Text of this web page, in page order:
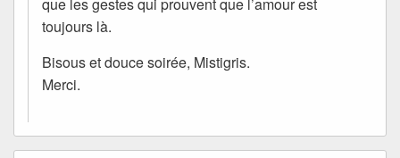
que les gestes qui prouvent que l’amour est
toujours là.
Bisous et douce soirée, Mistigris.
Merci.